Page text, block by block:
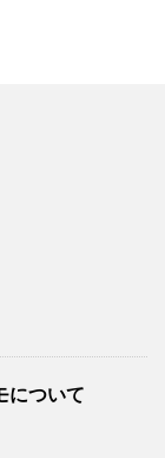
について